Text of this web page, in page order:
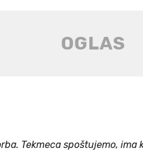
Tekmeca spoštujemo, ima